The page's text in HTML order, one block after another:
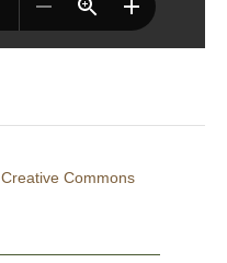
Creative Commons